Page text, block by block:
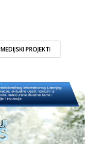
MEDIJSKI PROJEKTI